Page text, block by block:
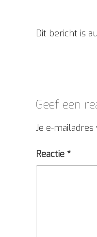
Dit bericht is
Geef een
Je e-
Reactie *